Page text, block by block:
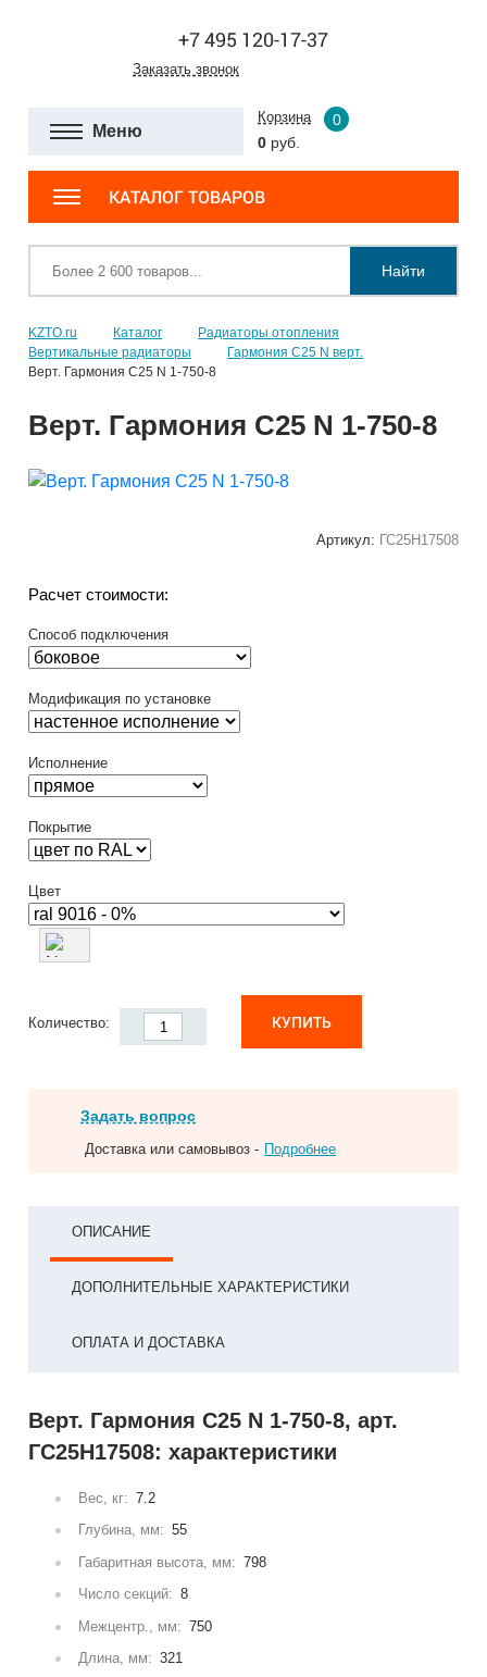
+7 495 120-17-37
Заказать звонок
Меню
Корзина
0
0 руб.
КАТАЛОГ ТОВАРОВ
Найти
KZTO.ru Каталог
Радиаторы отопления
Вертикальные радиаторы
Гармония С25 N верт.
Верт. Гармония С25 N 1-750-8
Верт. Гармония С25 N 1-750-8
Артикул: ГС25Н17508
Расчет стоимости:
Способ подключения
Модификация по установке
Исполнение
Покрытие
Цвет
Количество: КУПИТЬ
Задать вопрос
Доставка или самовывоз - Подробнее
ОПИСАНИЕ
ДОПОЛНИТЕЛЬНЫЕ ХАРАКТЕРИСТИКИ
ОПЛАТА И ДОСТАВКА
Верт. Гармония С25 N 1-750-8, арт.
ГС25Н17508: характеристики
Вес, кг: 7.2
Глубина, мм: 55
Габаритная высота, мм: 798
Число секций: 8
Межцентр., мм: 750
Длина, мм: 321